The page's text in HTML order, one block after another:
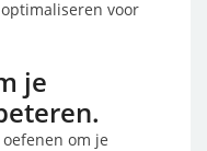
voor
je
om je